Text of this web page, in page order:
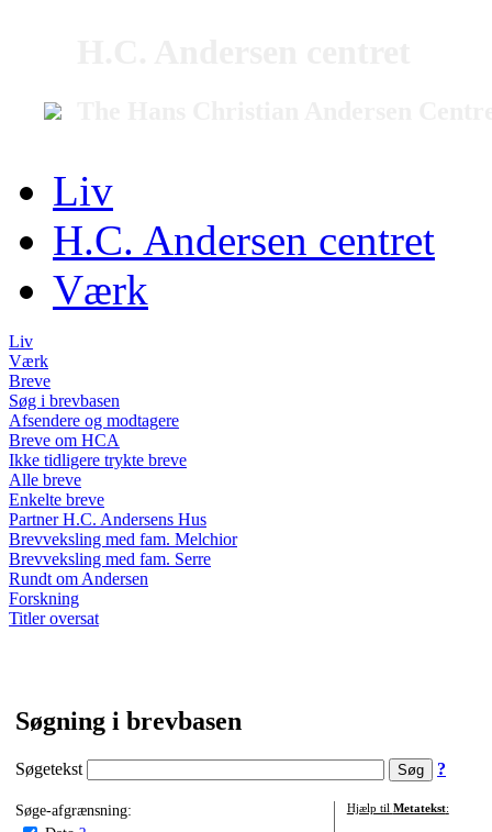
Liv
H.C. Andersen centret
Værk
Liv
Værk
Breve
Søg i brevbasen
Afsendere og modtagere
Breve om HCA
Ikke tidligere trykte breve
Alle breve
Enkelte breve
Partner H.C. Andersens Hus
Brevveksling med fam. Melchior
Brevveksling med fam. Serre
Rundt om Andersen
Forskning
Titler oversat
Søgning i brevbasen
Søgetekst ?
Søge-afgrænsning:
Hjælp til Metatekst: